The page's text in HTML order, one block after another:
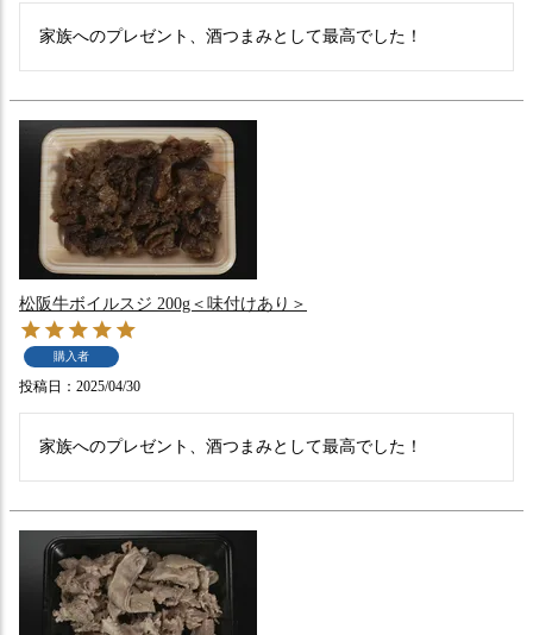
家族へのプレゼント、酒つまみとして最高でした！
松阪牛ボイルスジ 200g＜味付けあり＞
購入者
投稿日 2025/04/30
家族へのプレゼント、酒つまみとして最高でした！